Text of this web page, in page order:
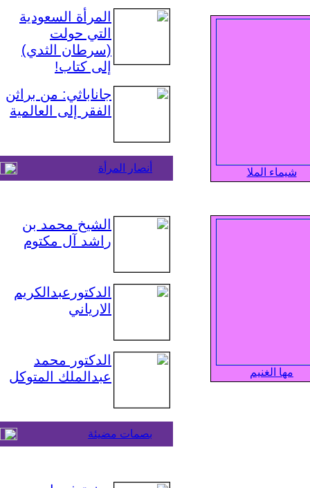
شيماء الملا
مها الغنيم
المرأة السعودية
التي حولت
(سرطان الثدي)
إلى كتاب!
جاناباثي: من براثن
الفقر إلى العالمية
أنصار المرأة
الشيخ محمد بن
راشد آل مكتوم
الدكتورعبدالكريم
الارياني
الدكتور محمد
عبدالملك المتوكل
بصمات مضيئة